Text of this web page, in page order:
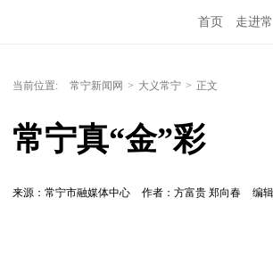
首页 走进
当前位置: 常宁新闻网 > 大义常宁 > 正文
常宁真“金”彩
来源：常宁市融媒体中心 作者：方富贵 郑向春 编